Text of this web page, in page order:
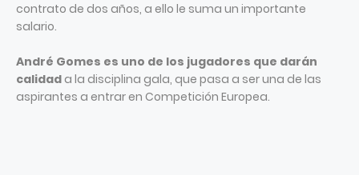
contrato de dos años, a ello le suma un importante
salario.
André Gomes es uno de los jugadores que darán
calidad a la disciplina gala, que pasa a ser una de las
aspirantes a entrar en Competición Europea.